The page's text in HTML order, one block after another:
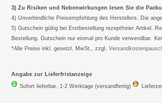
3) Zu Risiken und Nebenwirkungen lesen Sie die
4) Unverbindliche Preisempfehlung des Herstellers. Die
5) Gutschein gültig bei Erstbestellung rezeptfreier Artikel.
Bestellung. Gutschein nur einmal pro Kunde verwendbar.
*Alle Preise inkl. gesetzl. MwSt., zzgl.
Angabe zur Lieferfristanzeige
Sofort lieferbar, 1-2 Werktage (versandfertig)